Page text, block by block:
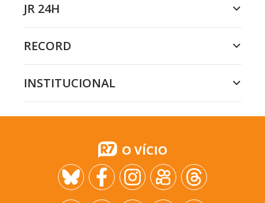
JR 24H
RECORD
INSTITUCIONAL
O VÍCIO